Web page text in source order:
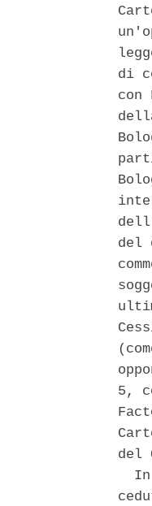
di
del
5,
del